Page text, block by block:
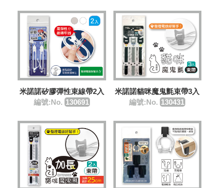
米諾諾矽膠彈性束線帶2入
編號:No. 130691
米諾諾貓咪魔鬼氈束帶3入
編號:No. 130431